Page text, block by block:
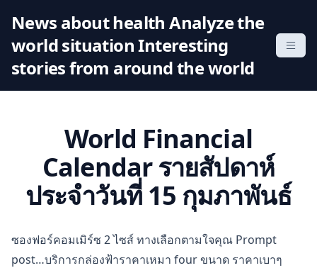
News about health Analyze the
world situation Interesting
stories from around the world
World Financial
Calendar รายสัปดาห์
ประจำวันที่ 15 กุมภาพันธ์
ซองฟอร์คอมเมิร์ซ 2 ไซส์ ทางเลือกตามใจคุณ Prompt
post…บริการกล่องฟ้าราคาเหมา four ขนาด ราคาเบาๆ